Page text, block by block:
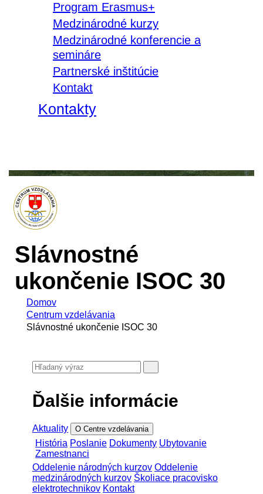
Program Erasmus+
Medzinárodné kurzy
Medzinárodné konferencie a
semináre
Partnerské inštitúcie
Kontakt
Kontakty
Slávnostné
ukončenie ISOC 30
Domov
Centrum vzdelávania
Slávnostné ukončenie ISOC 30
Ďalšie informácie
Aktuality O Centre vzdelávania
História Poslanie Dokumenty Ubytovanie
Zamestnanci
Oddelenie národných kurzov Oddelenie
medzinárodných kurzov Školiace pracovisko
elektrotechnikov Kontakt